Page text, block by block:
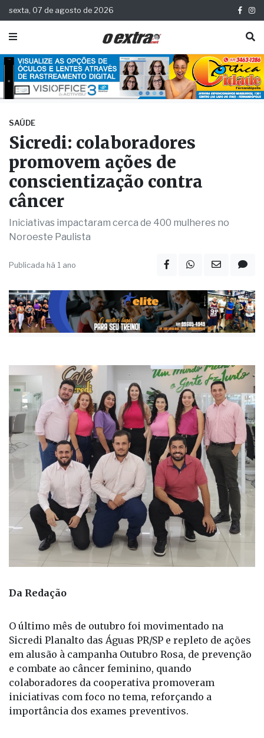
sexta, 07 de agosto de 2026
SAÚDE
Sicredi: colaboradores
promovem ações de
conscientização contra
câncer
Iniciativas impactaram cerca de 400 mulheres no
Publicada há 1 ano
Da Redação
O último mês de outubro foi movimentado na
Sicredi Planalto das Águas PR/SP e repleto de ações
em alusão à campanha Outubro Rosa, de prevenção
e combate ao câncer feminino, quando
colaboradores da cooperativa promoveram